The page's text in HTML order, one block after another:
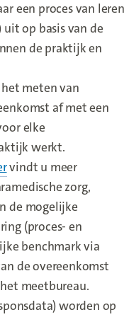
een proces van leren
uit op basis van de
de praktijk en
meten van
af met een
elke
werkt.
vindt u meer
zorg,
de mogelijke
(proces- en
benchmark via
de overeenkomst
meetbureau.
worden op